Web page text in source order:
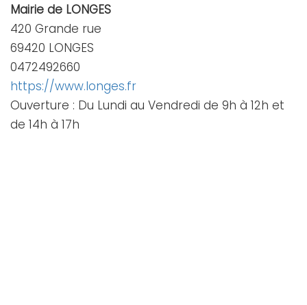
Mairie de LONGES
420 Grande rue
69420 LONGES
0472492660
https://www.longes.fr
Ouverture : Du Lundi au Vendredi de 9h à 12h et
de 14h à 17h